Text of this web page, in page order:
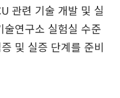
관련 기술 개발 및 실
연구소 실험실 수준
및 실증 단계를 준비